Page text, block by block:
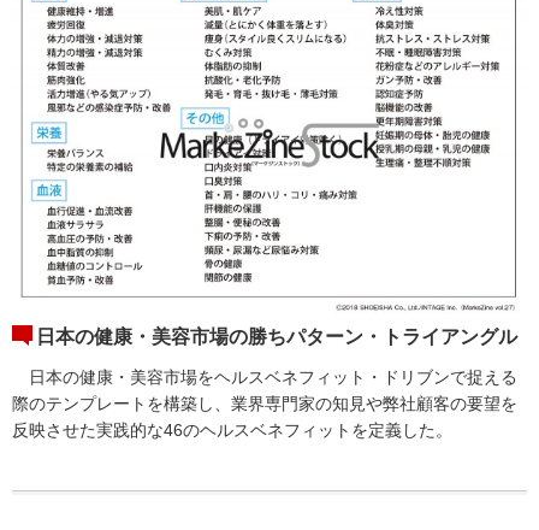
日本の健康・美容市場の勝ちパターン・トライアングル
日本の健康・美容市場をヘルスベネフィット・ドリブンで捉える
際のテンプレートを構築し、業界専門家の知見や弊社顧客の要望を
反映させた実践的な46のヘルスベネフィットを定義した。